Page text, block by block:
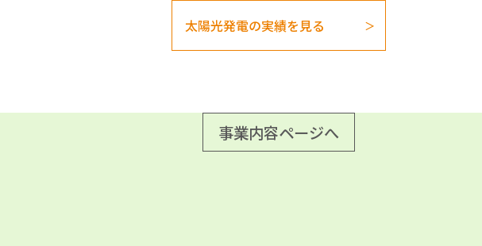
太陽光発電の実績を見る
事業内容ページへ